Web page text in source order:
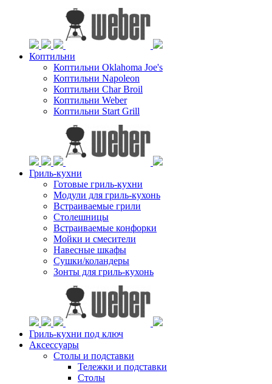
Коптильни
Коптильни Oklahoma Joe's
Коптильни Napoleon
Коптильни Char Broil
Коптильни Weber
Коптильни Start Grill
Гриль-кухни
Готовые гриль-кухни
Модули для гриль-кухонь
Встраиваемые грили
Столешницы
Встраиваемые конфорки
Мойки и смесители
Навесные шкафы
Сушки/коландеры
Зонты для гриль-кухонь
Гриль-кухни под ключ
Аксессуары
Столы и подставки
Тележки и подставки
Столы